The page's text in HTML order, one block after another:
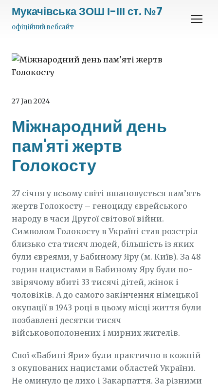
Мукачівська ЗОШ І-ІІІ ст. №7
офіційний вебсайт
27 Jan 2024
Міжнародний день
пам'яті жертв
Голокосту
27 січня у всьому світі вшановується пам’ять
жертв Голокосту – геноциду єврейського
народу в часи Другої світової війни.
Символом Голокосту в Україні став розстріл
близько ста тисяч людей, більшість із яких
були євреями, у Бабиному Яру (м. Київ). За 48
годин нацистами в Бабиному Яру були по-
звірячому вбиті 33 тисячі дітей, жінок і
чоловіків. А до самого закінчення німецької
окупації в 1943 році в цьому місці життя були
позбавлені десятки тисяч
військовополонених і мирних жителів.
Свої «Бабині Яри» були практично в кожній
з окупованих нацистами областей України.
Не оминуло це лихо і Закарпаття. За різними